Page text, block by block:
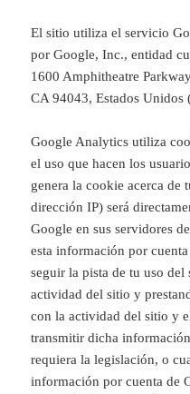
El sitio utiliza el servicio
por Google, Inc., entidad
1600 Amphitheatre
CA 94043, Estados Unidos
Google Analytics utiliza
el uso que hacen los
genera la cookie acerca
dirección IP) será
Google en sus servidores
esta información por
seguir la pista de tu uso
actividad del sitio y
con la actividad del sitio y
transmitir dicha
requiera la legislación, o
información por cuenta de